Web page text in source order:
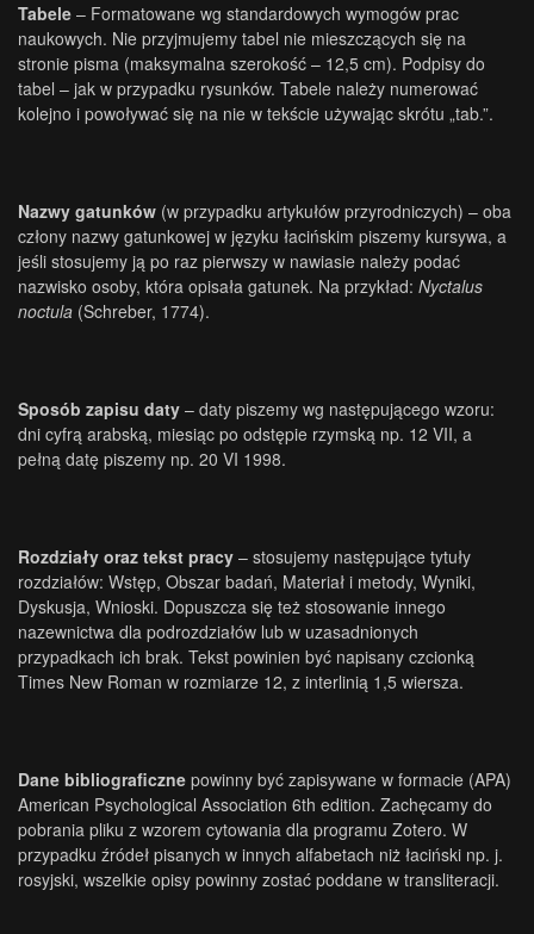
Tabele – Formatowane wg standardowych wymogów prac
naukowych. Nie przyjmujemy tabel nie mieszczących się na
stronie pisma (maksymalna szerokość – 12,5 cm). Podpisy do
tabel – jak w przypadku rysunków. Tabele należy numerować
kolejno i powoływać się na nie w tekście używając skrótu „tab.”.
Nazwy gatunków (w przypadku artykułów przyrodniczych) – oba
człony nazwy gatunkowej w języku łacińskim piszemy kursywa, a
jeśli stosujemy ją po raz pierwszy w nawiasie należy podać
nazwisko osoby, która opisała gatunek. Na przykład: Nyctalus
noctula (Schreber, 1774).
Sposób zapisu daty – daty piszemy wg następującego wzoru:
dni cyfrą arabską, miesiąc po odstępie rzymską np. 12 VII, a
pełną datę piszemy np. 20 VI 1998.
Rozdziały oraz tekst pracy – stosujemy następujące tytuły
rozdziałów: Wstęp, Obszar badań, Materiał i metody, Wyniki,
Dyskusja, Wnioski. Dopuszcza się też stosowanie innego
nazewnictwa dla podrozdziałów lub w uzasadnionych
przypadkach ich brak. Tekst powinien być napisany czcionką
Times New Roman w rozmiarze 12, z interlinią 1,5 wiersza.
Dane bibliograficzne powinny być zapisywane w formacie (APA)
American Psychological Association 6th edition. Zachęcamy do
pobrania pliku z wzorem cytowania dla programu Zotero. W
przypadku źródeł pisanych w innych alfabetach niż łaciński np. j.
rosyjski, wszelkie opisy powinny zostać poddane w transliteracji.